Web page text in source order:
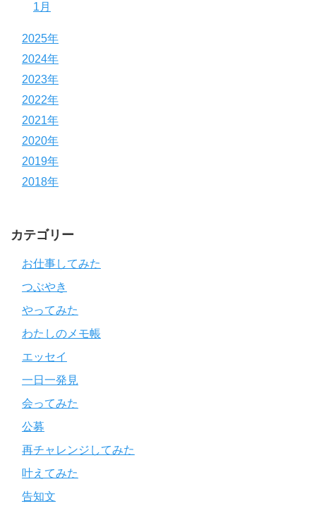
1月
2025年
2024年
2023年
2022年
2021年
2020年
2019年
2018年
カテゴリー
お仕事してみた
つぶやき
やってみた
わたしのメモ帳
エッセイ
一日一発見
会ってみた
公募
再チャレンジしてみた
叶えてみた
告知文